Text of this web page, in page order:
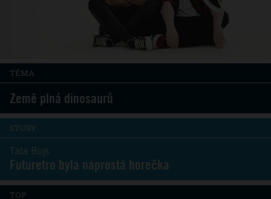
TÉMA
Země plná dinosaurů
STORY
Tata Bojs
Futuretro byla naprostá horečka
TOP